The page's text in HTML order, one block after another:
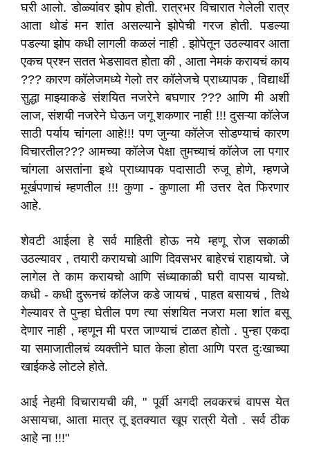
घरी आलो. डोळ्यांवर झोप होती. रात्रभर विचारात गेलेली रात्र
आता थोडं मन शांत असल्याने झोपेची गरज होती. पडल्या
पडल्या झोप कधी लागली कळलं नाही . झोपेतून उठल्यावर आता
एकच प्रश्न सतत भेडसावत होता की , आता नेमकं करायचं काय
??? कारण कॉलेजमध्ये गेलो तर कॉलेजचे प्राध्यापक , विद्यार्थी
सुद्धा माझ्याकडे संशयित नजरेने बघणार ??? आणि मी अशी
लाज, संशयी नजरेने घेऊन जगू शकणार नाही !!! दुसऱ्या कॉलेज
साठी पर्याय चांगला आहे!!! पण जुन्या कॉलेज सोडण्याचं कारण
विचारतील??? आमच्या कॉलेज पेक्षा तुमच्याचं कॉलेज ला पगार
चांगला असतांना इथे प्राध्यापक पदासाठी रुजू होणे, म्हणजे
मूर्खपणाचं म्हणतील !!! कुणा - कुणाला मी उत्तर देत फिरणार
आहे.
शेवटी आईला हे सर्व माहिती होऊ नये म्हणू रोज सकाळी
उठल्यावर , तयारी करायचो आणि दिवसभर बाहेरचं राहायचो. जे
लागेल ते काम करायचो आणि संध्याकाळी घरी वापस यायचो.
कधी - कधी दुरूनचं कॉलेज कडे जायचं , पाहत बसायचं , तिथे
गेल्यावर ते पुन्हा घेतील पण त्या संशयित नजरा मला शांत बसू
देणार नाही , म्हणून मी परत जाण्याचं टाळत होतो . पुन्हा एकदा
या समाजातीलचं व्यक्तीने घात केला होता आणि परत दुःखाच्या
खाईकडे लोटले होते.
आई नेहमी विचारायची की, " पूर्वी अगदी लवकरचं वापस येत
असायचा, आता मात्र तू इतक्यात खूप रात्री येतो . सर्व ठीक
आहे ना !!!"